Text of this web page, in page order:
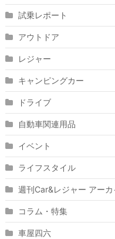
試乗レポート
アウトドア
レジャー
キャンピングカー
ドライブ
自動車関連用品
イベント
ライフスタイル
週刊Car&レジャー アー
コラム・特集
車屋四六